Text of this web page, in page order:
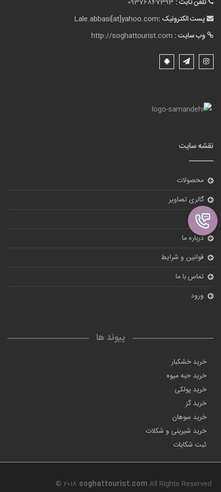
تلفن ثابت : 09376847393
پست الکترونیک :Lale.abbasi[at]yahoo.com
وب سایت : http://soghattourist.com
نقشه سایت
محصولات
گالری تصاویر
بلاگ
درباره ما
قوانین و شرایط
تماس با ما
ورود
پیوند ها
خرید خشکبار
خرید حبه میوه
خرید پولکی
خرید گز
خرید سوهان
خرید شیرینی و شکلات
ثبت شکایات
© 2018 soghattourist.com All Rights Reserved.